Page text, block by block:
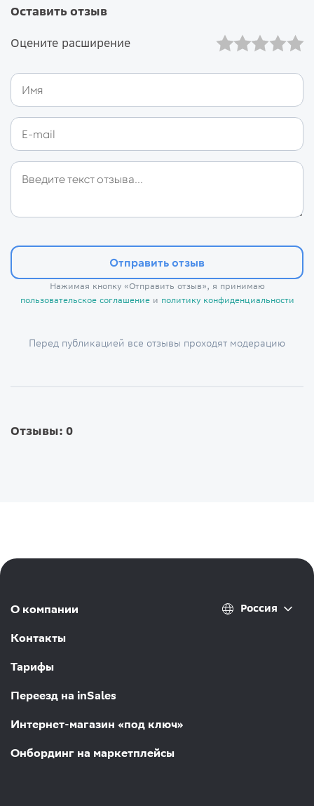
Оставить отзыв
Оцените расширение
Отправить отзыв
Нажимая кнопку «Отправить отзыв», я принимаю
пользовательское соглашениеи политику конфиденциальности
Перед публикацией все отзывы проходят модерацию
Отзывы: 0
О компании
Контакты
Тарифы
Переезд на inSales
Интернет-магазин «под ключ»
Онбординг на маркетплейсы
Россия